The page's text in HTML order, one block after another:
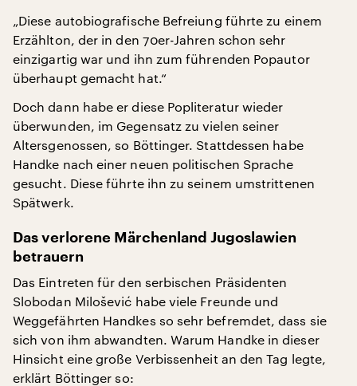
„Diese autobiografische Befreiung führte zu einem
Erzählton, der in den 70er-Jahren schon sehr
einzigartig war und ihn zum führenden Popautor
überhaupt gemacht hat.“
Doch dann habe er diese Popliteratur wieder
überwunden, im Gegensatz zu vielen seiner
Altersgenossen, so Böttinger. Stattdessen habe
Handke nach einer neuen politischen Sprache
gesucht. Diese führte ihn zu seinem umstrittenen
Spätwerk.
Das verlorene Märchenland Jugoslawien
betrauern
Das Eintreten für den serbischen Präsidenten
Slobodan Milošević habe viele Freunde und
Weggefährten Handkes so sehr befremdet, dass sie
sich von ihm abwandten. Warum Handke in dieser
Hinsicht eine große Verbissenheit an den Tag legte,
erklärt Böttinger so: